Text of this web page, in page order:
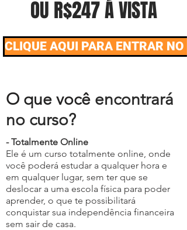
OU R$247 Á VISTA
CLIQUE AQUI PARA ENTRAR
O que você encontrará
no curso?
- Totalmente Online
Ele é um curso totalmente online, onde
você poderá estudar a qualquer hora e
em qualquer lugar, sem ter que se
deslocar a uma escola física para poder
aprender, o que te possibilitará
conquistar sua independência financeira
sem sair de casa.